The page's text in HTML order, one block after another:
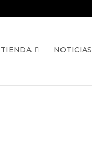
TIENDA NOTICIAS